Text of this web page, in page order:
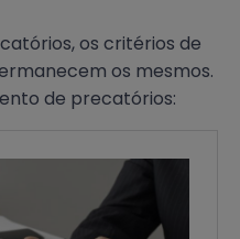
os critérios de
os mesmos.
de precatórios: